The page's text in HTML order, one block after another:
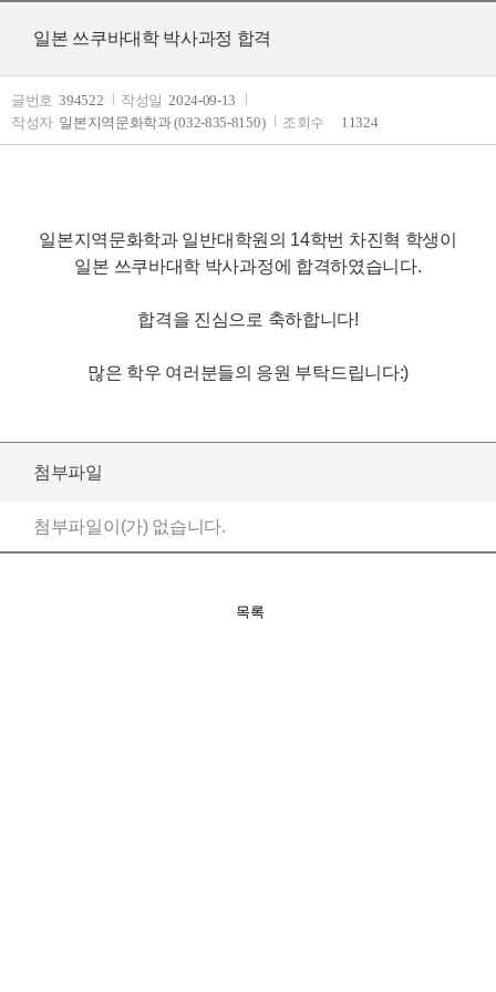
일본 쓰쿠바대학 박사과정 합격
글번호 394522 작성일 2024-09-13
작성자 일본지역문화학과 (032-835-8150) 조회수 11324
일본지역문화학과 일반대학원의 14학번 차진혁 학생이
일본 쓰쿠바대학 박사과정에 합격하였습니다.
합격을 진심으로 축하합니다!
많은 학우 여러분들의 응원 부탁드립니다:)
첨부파일
첨부파일이(가) 없습니다.
목록